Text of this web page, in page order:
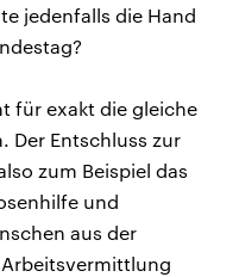
jedenfalls die Hand
für exakt die gleiche
Der Entschluss zur
zum Beispiel das
und
aus der